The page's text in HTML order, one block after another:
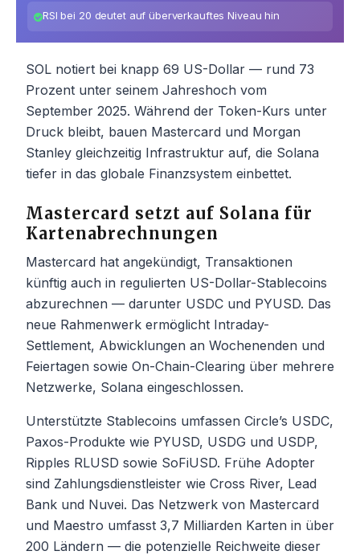
RSI bei 20 deutet auf überverkauftes Niveau hin
SOL notiert bei knapp 69 US-Dollar — rund 73
Prozent unter seinem Jahreshoch vom
September 2025. Während der Token-Kurs unter
Druck bleibt, bauen Mastercard und Morgan
Stanley gleichzeitig Infrastruktur auf, die Solana
tiefer in das globale Finanzsystem einbettet.
Mastercard setzt auf Solana für
Kartenabrechnungen
Mastercard hat angekündigt, Transaktionen
künftig auch in regulierten US-Dollar-Stablecoins
abzurechnen — darunter USDC und PYUSD. Das
neue Rahmenwerk ermöglicht Intraday-
Settlement, Abwicklungen an Wochenenden und
Feiertagen sowie On-Chain-Clearing über mehrere
Netzwerke, Solana eingeschlossen.
Unterstützte Stablecoins umfassen Circle’s USDC,
Paxos-Produkte wie PYUSD, USDG und USDP,
Ripples RLUSD sowie SoFiUSD. Frühe Adopter
sind Zahlungsdienstleister wie Cross River, Lead
Bank und Nuvei. Das Netzwerk von Mastercard
und Maestro umfasst 3,7 Milliarden Karten in über
200 Ländern — die potenzielle Reichweite dieser